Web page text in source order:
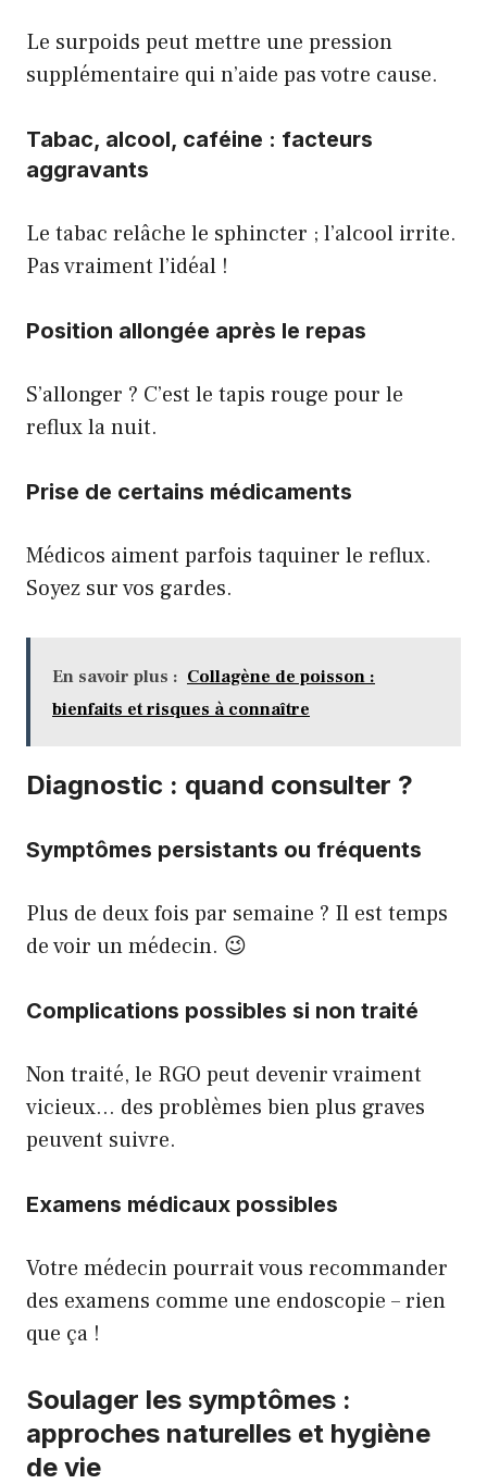
Le surpoids peut mettre une pression
supplémentaire qui n’aide pas votre cause.
Tabac, alcool, caféine : facteurs
aggravants
Le tabac relâche le sphincter ; l’alcool irrite.
Pas vraiment l’idéal !
Position allongée après le repas
S’allonger ? C’est le tapis rouge pour le
reflux la nuit.
Prise de certains médicaments
Médicos aiment parfois taquiner le reflux.
Soyez sur vos gardes.
En savoir plus : Collagène de poisson :
bienfaits et risques à connaître
Diagnostic : quand consulter ?
Symptômes persistants ou fréquents
Plus de deux fois par semaine ? Il est temps
de voir un médecin. 😉
Complications possibles si non traité
Non traité, le RGO peut devenir vraiment
vicieux… des problèmes bien plus graves
peuvent suivre.
Examens médicaux possibles
Votre médecin pourrait vous recommander
des examens comme une endoscopie – rien
que ça !
Soulager les symptômes :
approches naturelles et hygiène
de vie